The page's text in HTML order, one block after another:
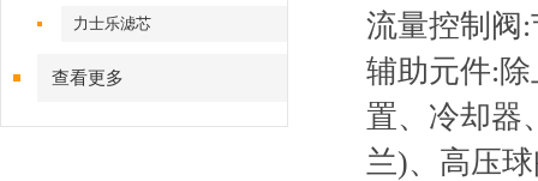
力士乐滤芯
查看更多
流量控制阀
辅助元件:
置、冷却器
兰)、高压